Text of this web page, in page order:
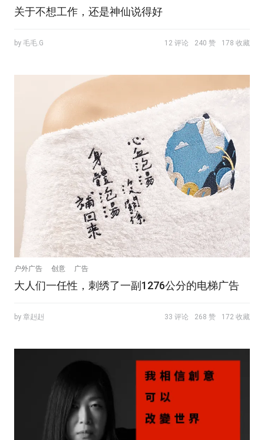
关于不想工作，还是神仙说得好
by 毛毛.G 12 评论 240 赞 178 收藏
户外广告 创意 广告
大人们一任性，刺绣了一副1276公分的电梯广告
by 章赳赳 33 评论 268 赞 172 收藏